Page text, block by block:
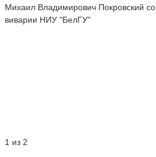
Михаил Владимирович Покровский
виварии НИУ "БелГУ"
1 из 2